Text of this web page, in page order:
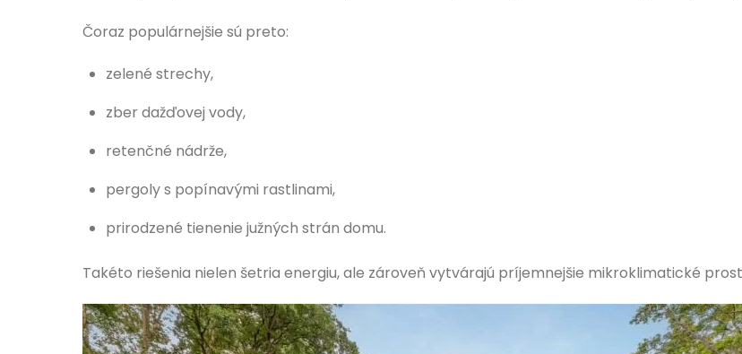
Čoraz populárnejšie sú preto:
zelené strechy,
zber dažďovej vody,
retenčné nádrže,
pergoly s popínavými rastlinami,
prirodzené tienenie južných strán domu.
Takéto riešenia nielen šetria energiu, ale zároveň vytvárajú príjemnejšie mikroklimatické